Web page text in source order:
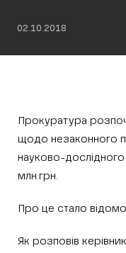
02.10.2018
Прокуратура
щодо незаконного
науково-дослідного
млн.грн.
Про це стало
Як розповів